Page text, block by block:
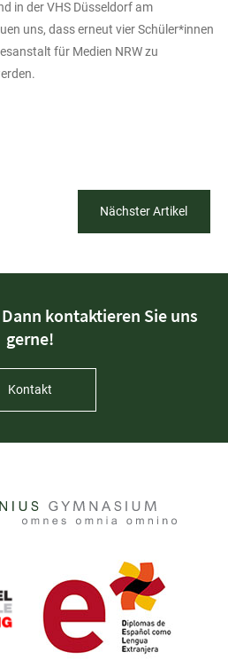
in der VHS Düsseldorf am
uns, dass erneut vier Schüler*innen
für Medien NRW zu
Nächster Artikel
kontaktieren Sie uns
gerne!
Kontakt